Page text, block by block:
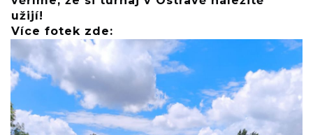
užijí!
Více fotek zde: